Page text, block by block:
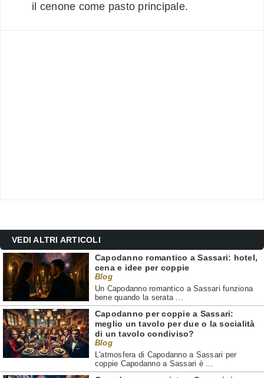
il cenone come pasto principale.
VEDI ALTRI ARTICOLI
Capodanno romantico a Sassari: hotel,
cena e idee per coppie
Blog
Un Capodanno romantico a Sassari funziona
bene quando la serata ...
Capodanno per coppie a Sassari:
meglio un tavolo per due o la socialità
di un tavolo condiviso?
Blog
L'atmosfera di Capodanno a Sassari per
coppie Capodanno a Sassari è ...